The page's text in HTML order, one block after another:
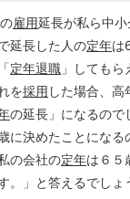
雇用延長が私ら中小
延長した人の定年は
定年退職 」しても
を採用 した場合、
の延長」になるので
に決めたことになる
の会社の定年は６５
。」と答えるでしょ